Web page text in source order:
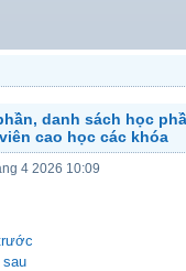
danh sách học
cao học các khóa
4 2026 10:09
sau